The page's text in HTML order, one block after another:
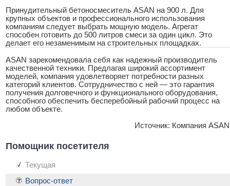
Принудительный бетоносмеситель ASAN на 900 л. Для
крупных объектов и профессионального использования
компаниям следует выбрать мощную модель. Агрегат
способен готовить до 500 литров смеси за один цикл. Это
делает его незаменимым на строительных площадках.
ASAN зарекомендовала себя как надежный производитель
качественной техники. Предлагая широкий ассортимент
моделей, компания удовлетворяет потребности разных
категорий клиентов. Сотрудничество с ней — это гарантия
получения долговечного и функционального оборудования,
способного обеспечить бесперебойный рабочий процесс на
любом объекте.
Источник: Компания ASAN
Помощник посетителя
Текущая
Вопрос-ответ